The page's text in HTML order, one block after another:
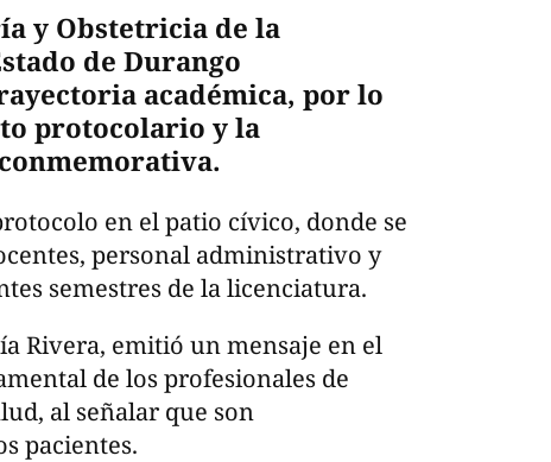
y Obstetricia de la
de Durango
académica, por lo
protocolario y la
en el patio cívico, donde se
personal administrativo y
semestres de la licenciatura.
Rivera, emitió un mensaje en el
de los profesionales de
al señalar que son
pacientes.